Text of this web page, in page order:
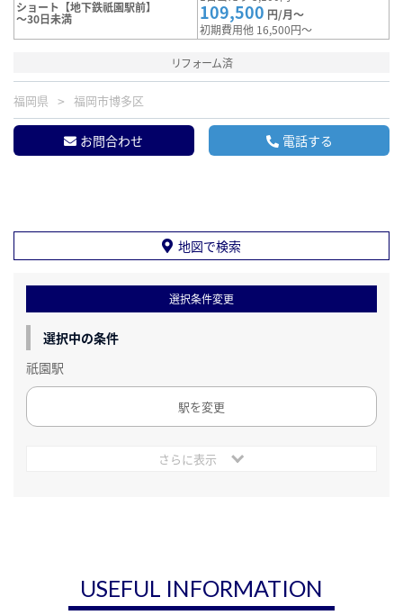
ショート【地下鉄祇園駅前】
～30日未満 109,500 円/月～
初期費用他 16,500円～
リフォーム済
福岡県 福岡市博多区
お問合わせ 電話する
地図で検索
選択条件変更
選択中の条件
祇園駅
駅を変更
さらに表示
USEFUL INFORMATION